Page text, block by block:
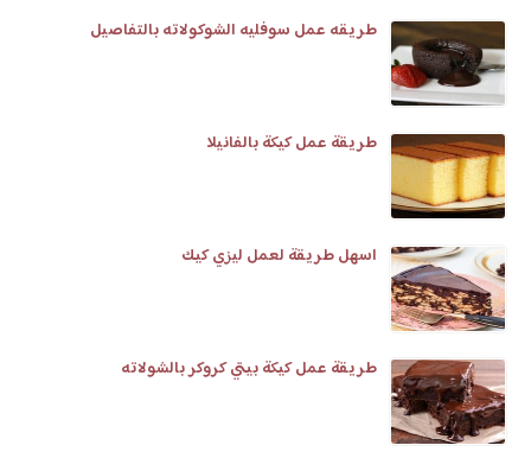
طريقه عمل سوفليه الشوكولاته بالتفاصيل
طريقة عمل كيكة بالفانيلا
اسهل طريقة لعمل ليزي كيك
طريقة عمل كيكة بيتي كروكر بالشولاته